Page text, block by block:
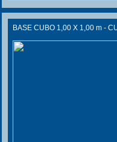
BASE CUBO 1,00 X 1,00 m -